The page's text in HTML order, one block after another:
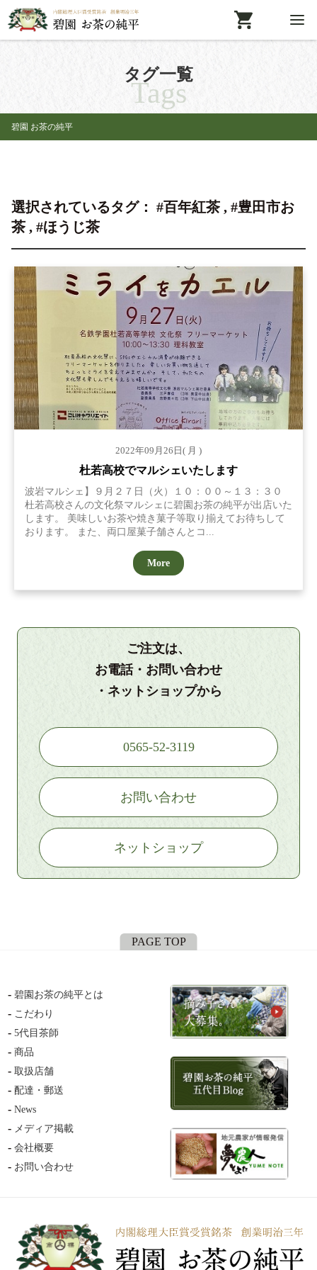
タグ一覧
Tags
碧園 お茶の純平
選択されているタグ： #百年紅茶 , #豊田市お
茶 , #ほうじ茶
2022年09月26日( 月 )
杜若高校でマルシェいたします
波岩マルシェ】９月２７日（火）１０：００～１３：３０
杜若高校さんの文化祭マルシェに碧園お茶の純平が出店いた
します。 美味しいお茶や焼き菓子等取り揃えてお待ちして
おります。 また、両口屋菓子舗さんとコ...
More
ご注文は、
お電話・お問い合わせ
・ネットショップから
0565-52-3119
お問い合わせ
ネットショップ
PAGE TOP
碧園お茶の純平とは
こだわり
5代目茶師
商品
取扱店舗
配達・郵送
News
メディア掲載
会社概要
お問い合わせ